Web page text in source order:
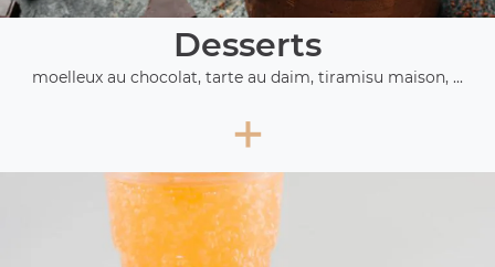
Desserts
moelleux au chocolat, tarte au daim, tiramisu maison, ...
+